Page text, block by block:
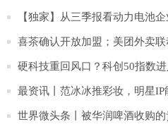
化大时代①
【独家】从三季报看动力电池
总额323亿元
喜茶确认开放加盟；美团外卖
美元融资；波司登、彪马、野
费Weekly
硬科技重回风口？科创50指数
创板战略机遇！这些股机构高
最资讯丨范冰冰推彩妆，明星IP
世界微头条丨被华润啤酒收购